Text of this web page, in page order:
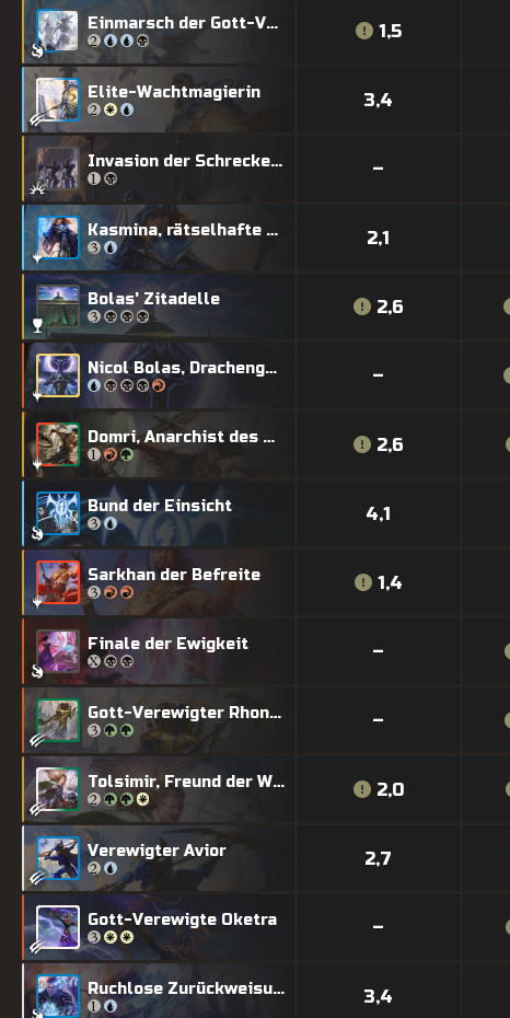
Einmarsch der Gott-Verewigten 1,5
Elite-Wachtmagierin 3,4
Invasion der Schreckenshorde –
Kasmina, rätselhafte Mentorin 2,1
Bolas' Zitadelle 2,6
Nicol Bolas, Drachengott –
Domri, Anarchist des Bolas 2,6
Bund der Einsicht 4,1
Sarkhan der Befreite 1,4
Finale der Ewigkeit –
Gott-Verewigter Rhonas –
Tolsimir, Freund der Wölfe 2,0
Verewigter Avior 2,7
Gott-Verewigte Oketra –
Ruchlose Zurückweisung 3,4